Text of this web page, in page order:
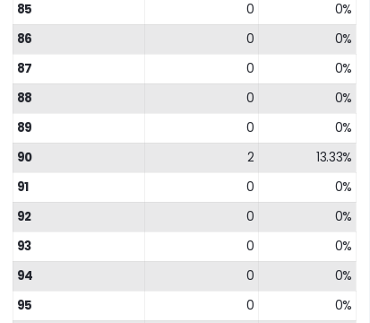
85
0
0%
86
0
0%
87
0
0%
88
0
0%
89
0
0%
90
2
13.33%
91
0
0%
92
0
0%
93
0
0%
94
0
0%
95
0
0%